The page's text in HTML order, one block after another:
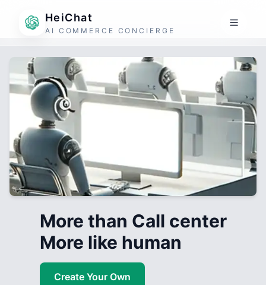
HeiChat
AI COMMERCE CONCIERGE
More than Call center
More like human
Create Your Own